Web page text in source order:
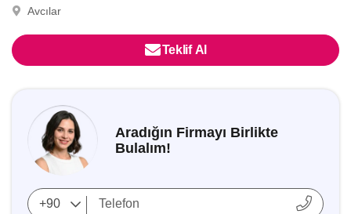
Avcılar
Teklif Al
Aradığın Firmayı Birlikte
Bulalım!